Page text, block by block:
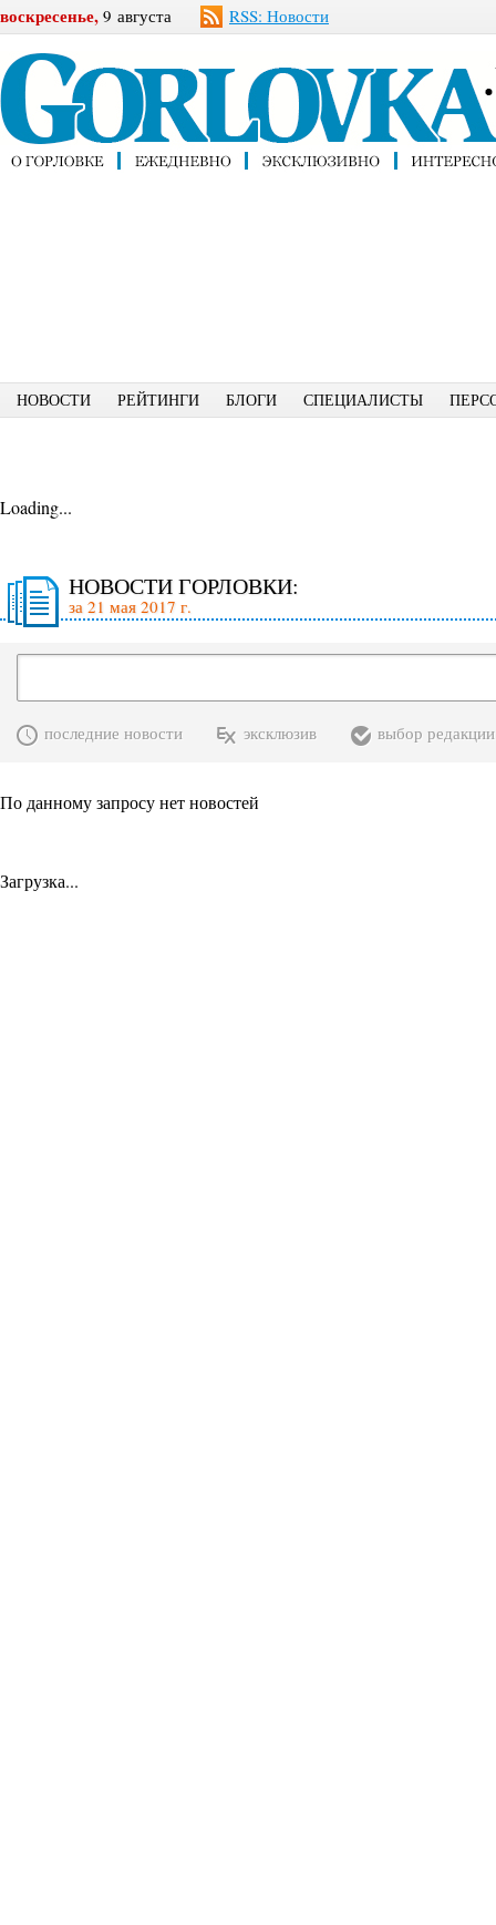
воскресенье, 9 августа RSS: Новости
НОВОСТИ РЕЙТИНГИ БЛОГИ СПЕЦИАЛИСТЫ
Loading...
НОВОСТИ ГОРЛОВКИ:
за 21 мая 2017 г.
последние новости эксклюзив выбор редакции
По данному запросу нет новостей
Загрузка...